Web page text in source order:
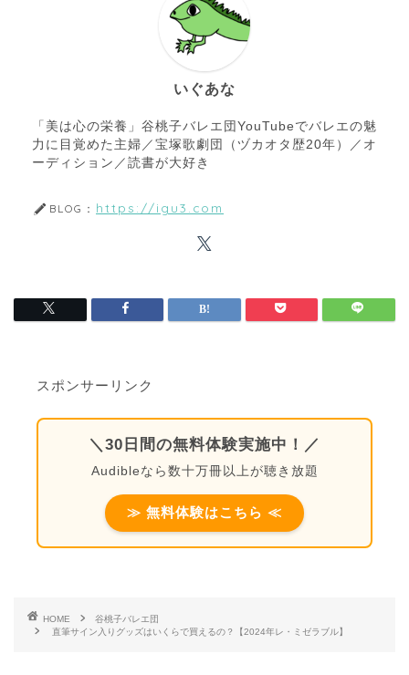
いぐあな
「美は心の栄養」谷桃子バレエ団YouTubeでバレエの魅
力に目覚めた主婦／宝塚歌劇団（ヅカオタ歴20年）／オ
ーディション／読書が大好き
BLOG： https://igu3.com
スポンサーリンク
＼30日間の無料体験実施中！／
Audibleなら数十万冊以上が聴き放題
≫ 無料体験はこちら ≪
HOME
谷桃子バレエ団
直筆サイン入りグッズはいくらで買えるの？【2024年レ・ミゼラブル】